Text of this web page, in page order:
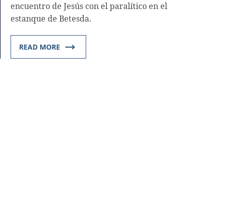
encuentro de Jesús con el paralítico en el
estanque de Betesda.
READ MORE